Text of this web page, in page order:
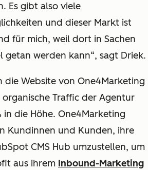
Es gibt also viele
und dieser Markt ist
für mich, weil dort in Sachen
getan werden kann“, sagt Driek.
die Website von One4Marketing
Traffic der Agentur
in die Höhe. One4Marketing
Kundinnen und Kunden, ihre
CMS Hub umzustellen, um
aus ihrem Inbound-Marketing